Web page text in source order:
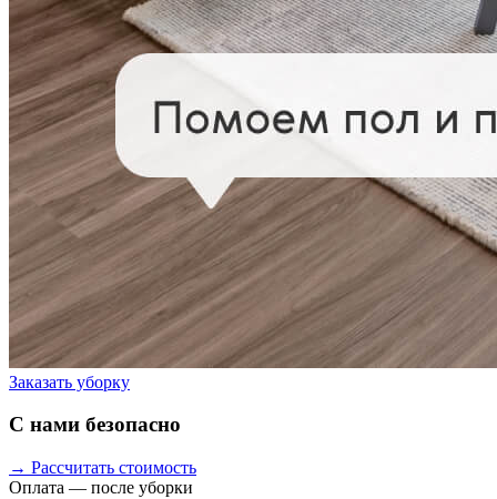
Заказать уборку
С нами безопасно
→ Рассчитать стоимость
Оплата — после уборки